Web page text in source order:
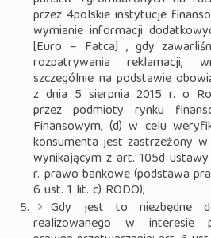
przez 4polskie instytucje
wymianie informacji
[Euro – Fatca] , gdy
rozpatrywania reklamacji,
szczególnie na podstawie
z dnia 5 sierpnia 2015 r. o
przez podmioty rynku
Finansowym, (d) w celu
konsumenta jest zastrzeżony
wynikającym z art. 105d
r. prawo bankowe (podstawa
6 ust. 1 lit. c) RODO);
Gdy jest to niezbędne
realizowanego w interesie